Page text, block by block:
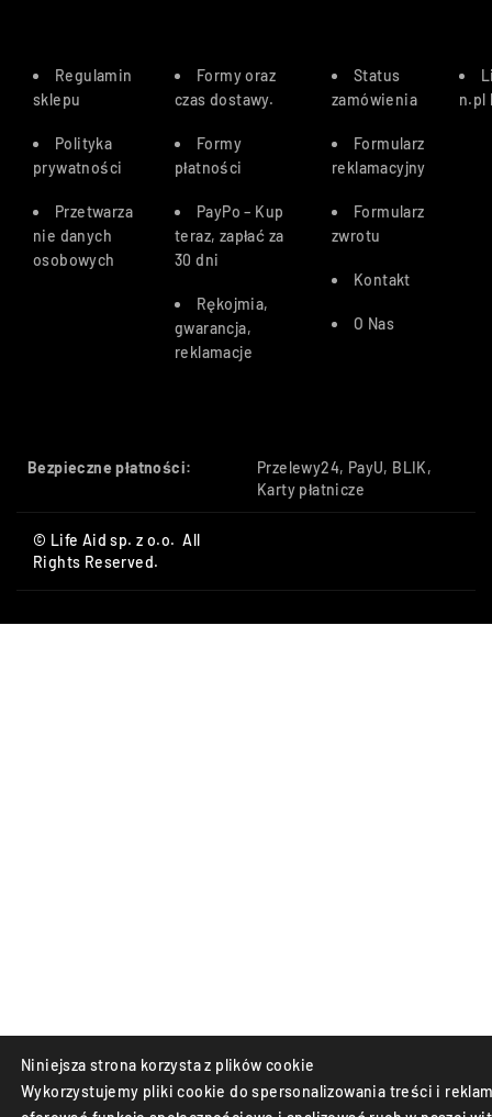
Regulamin
sklepu
Polityka
prywatności
Przetwarza
nie danych
osobowych
Formy oraz
czas dostawy.
Formy
płatności
PayPo – Kup
teraz, zapłać za
30 dni
Rękojmia,
gwarancja,
reklamacje
Status
zamówienia
Formularz
reklamacyjny
Formularz
zwrotu
Kontakt
O Nas
n.pl
Bezpieczne płatności:
Przelewy24, PayU, BLIK,
Karty płatnicze
© Life Aid sp. z o.o. All
Rights Reserved.
Niniejsza strona korzysta z plików cookie
Wykorzystujemy pliki cookie do spersonalizowania treści i